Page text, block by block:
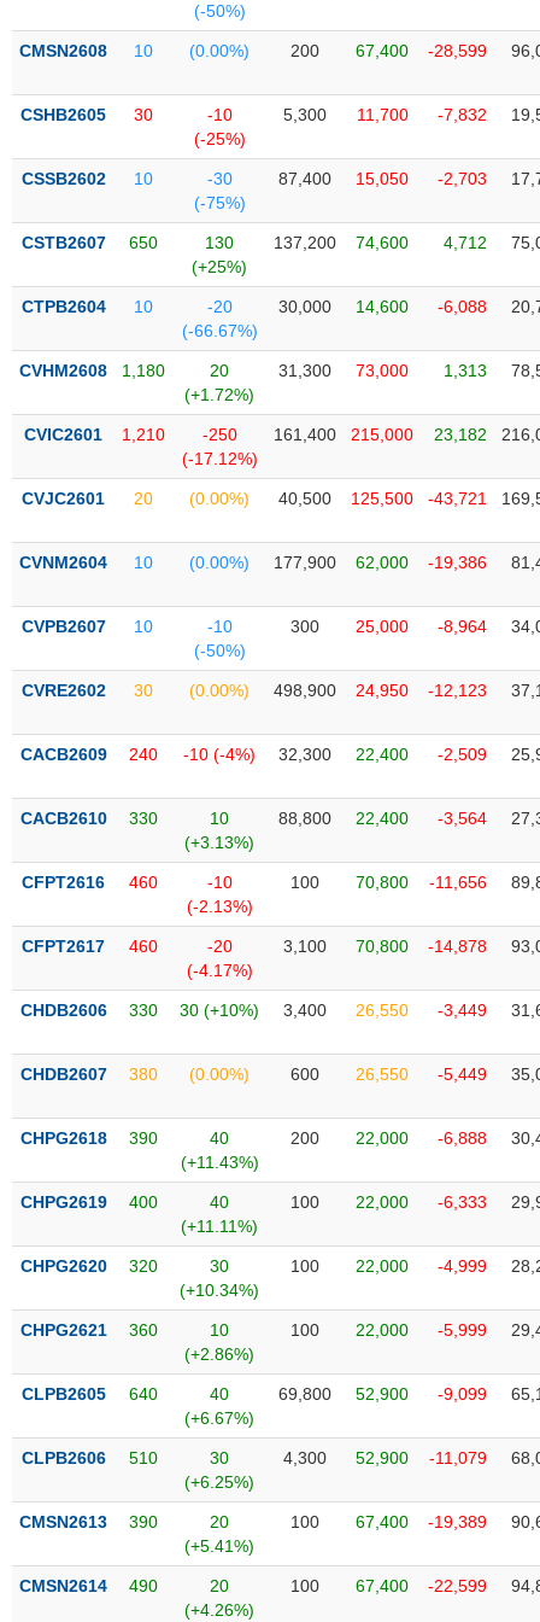
Trạng
cổ
phiếu
Quy
mô
trường
yết
yết
Niêm
bổ
sung
Hủy
niêm
Theo
đặc
Không
ký
quỹ
Danh
mục
phiếu
chi
Tổng
Giao
Tài
Phân
kỹ
Hồ
doanh
nghiệp
Tin
tức
kiện
(-50%)
CMSN2608 10 (0.00%) 200 67,400 -28,599
CSHB2605 30
-10
(-25%)
5,300 11,700 -7,832
CSSB2602 10
-30
(-75%)
87,400 15,050 -2,703
CSTB2607 650
130
(+25%)
137,200 74,600 4,712
CTPB2604 10
-20
(-66.67%)
30,000 14,600 -6,088
CVHM2608 1,180
20
(+1.72%)
31,300 73,000 1,313
CVIC2601 1,210
-250
(-17.12%)
161,400 215,000 23,182
CVJC2601 20 (0.00%) 40,500 125,500 -43,721
CVNM2604 10 (0.00%) 177,900 62,000 -19,386
CVPB2607 10
-10
(-50%)
300 25,000 -8,964
CVRE2602 30 (0.00%) 498,900 24,950 -12,123
CACB2609 240 -10 (-4%) 32,300 22,400 -2,509
CACB2610 330
10
(+3.13%)
88,800 22,400 -3,564
CFPT2616 460
-10
(-2.13%)
100 70,800 -11,656
CFPT2617 460
-20
(-4.17%)
3,100 70,800 -14,878
CHDB2606 330 30 (+10%) 3,400 26,550 -3,449
CHDB2607 380 (0.00%) 600 26,550 -5,449
CHPG2618 390
40
(+11.43%)
200 22,000 -6,888
CHPG2619 400
40
(+11.11%)
100 22,000 -6,333
CHPG2620 320
30
(+10.34%)
100 22,000 -4,999
CHPG2621 360
10
(+2.86%)
100 22,000 -5,999
CLPB2605 640
40
(+6.67%)
69,800 52,900 -9,099
CLPB2606 510
30
(+6.25%)
4,300 52,900 -11,079
CMSN2613 390
20
(+5.41%)
100 67,400 -19,389
CMSN2614 490
20
(+4.26%)
100 67,400 -22,599
DOANH
CỔ
SINH
PHIẾU
CỤ
ĐẦU
XUẤT
LIỆU
TIN
SECTOR
NGUYÊN
LIỆU